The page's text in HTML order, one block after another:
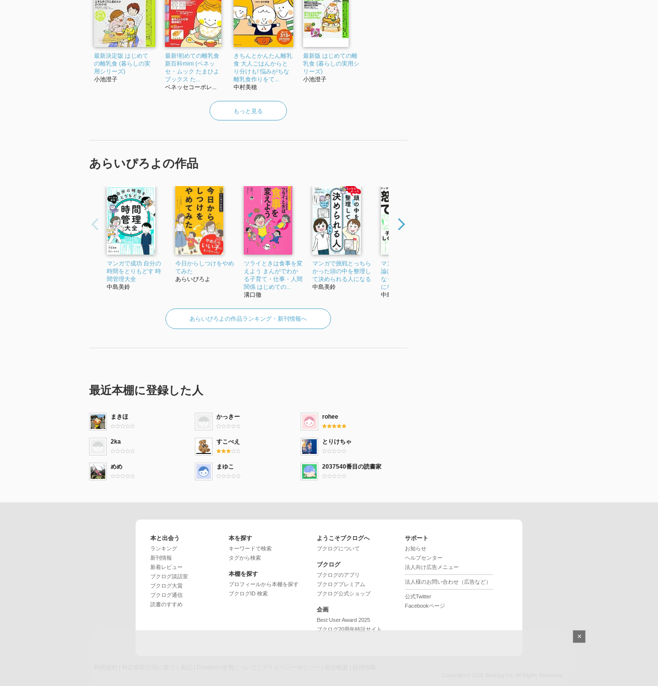
最新決定版 はじめて
の離乳食 (暮らしの実
用シリーズ)
小池澄子
最新!初めての離乳食
新百科mini (ベネッ
セ・ムック たまひよ
ブックス た...
ベネッセコーポレ...
きちんとかんたん離乳
食 大人ごはんからと
り分けも! 悩みがちな
離乳食作りをて...
中村美穂
最新版 はじめての離
乳食 (暮らしの実用シ
リーズ)
小池澄子
もっと見る
あらいぴろよの作品
マンガで成功 自分の
時間をとりもどす 時
間管理大全
中島美鈴
今日からしつけをやめ
てみた
あらいぴろよ
ツライときは食事を変
えよう まんがでわか
る子育て・仕事・人間
関係 はじめての...
溝口徹
マンガで挑戦とっちら
かった頭の中を整理し
て決められる人になる
中島美鈴
マンガでわかる 精神
論はもういいので怒ら
なくても子育てがラク
になる「しくみ」...
中島美鈴
あらいぴろよの作品ランキング・新刊情報へ
最近本棚に登録した人
まきほ かっきー rohee
2ka すこべえ とりけちゃ
めめ まゆこ 2037540番目の読書家
本と出会う
ランキング
新刊情報
新着レビュー
ブクログ談話室
ブクログ大賞
ブクログ通信
読書のすすめ
本を探す
キーワードで検索
タグから検索
本棚を探す
プロフィールから本棚を探す
ブクログID 検索
ようこそブクログへ
ブクログについて
ブクログ
ブクログのアプリ
ブクログプレミアム
ブクログ公式ショップ
企画
Best User Award 2025
ブクログ20周年特設サイト
サポート
お知らせ
ヘルプセンター
法人向け広告メニュー
法人様のお問い合わせ（広告など）
公式Twitter
Facebookページ
×